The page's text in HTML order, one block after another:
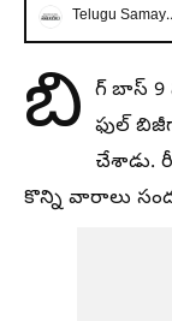
బి గ్ బాస్ 9
ఫుల్
చేశాడు.
కొన్ని వారాలు